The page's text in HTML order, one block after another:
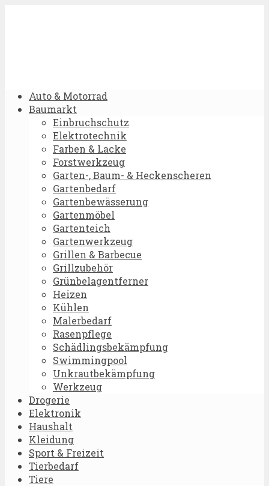
Auto & Motorrad
Baumarkt
Einbruchschutz
Elektrotechnik
Farben & Lacke
Forstwerkzeug
Garten-, Baum- & Heckenscheren
Gartenbedarf
Gartenbewässerung
Gartenmöbel
Gartenteich
Gartenwerkzeug
Grillen & Barbecue
Grillzubehör
Grünbelagentferner
Heizen
Kühlen
Malerbedarf
Rasenpflege
Schädlingsbekämpfung
Swimmingpool
Unkrautbekämpfung
Werkzeug
Drogerie
Elektronik
Haushalt
Kleidung
Sport & Freizeit
Tierbedarf
Tiere